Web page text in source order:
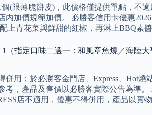
(限薄脆餅皮)，此價格僅提供單點，不
內加價規範加價。 必勝客信用卡優惠
上青花菜與鮮甜的紅椒，再淋上BBQ素
（指定口味二選一：和風章魚燒／海陸
併用；於必勝客金門店、Express、Hot
考，產品及售價以必勝客實際公告為準
店不適用，優惠不得併用，產品以實